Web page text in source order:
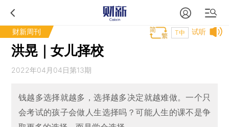
财新周刊 试听
T中
洪晃｜女儿择校
2022年04月04日第13期
钱越多选择就越多，选择越多决定就越难做。一个只
会考试的孩子会做人生选择吗？可能人生的课不是争